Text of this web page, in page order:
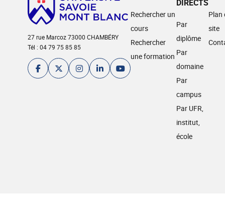
27 rue Marcoz 73000 CHAMBÉRY
Tél : 04 79 75 85 85
Rechercher un
cours
Rechercher
une formation
DIRECTS
Par
diplôme
Par
domaine
Par
campus
Par UFR,
institut,
école
Plan
site